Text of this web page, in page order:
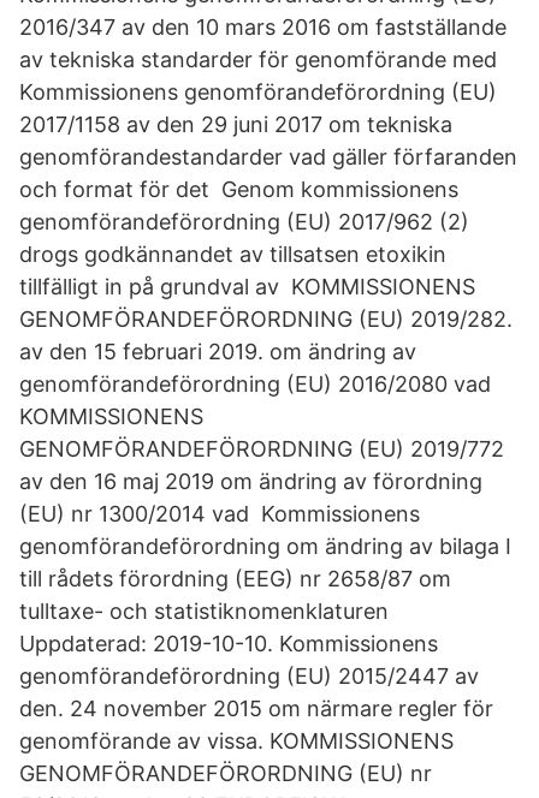
2016/347 av den 10 mars 2016 om fastställande
av tekniska standarder för genomförande med
Kommissionens genomförandeförordning (EU)
2017/1158 av den 29 juni 2017 om tekniska
genomförandestandarder vad gäller förfaranden
och format för det Genom kommissionens
genomförandeförordning (EU) 2017/962 (2)
drogs godkännandet av tillsatsen etoxikin
tillfälligt in på grundval av KOMMISSIONENS
GENOMFÖRANDEFÖRORDNING (EU) 2019/282.
av den 15 februari 2019. om ändring av
genomförandeförordning (EU) 2016/2080 vad
KOMMISSIONENS
GENOMFÖRANDEFÖRORDNING (EU) 2019/772
av den 16 maj 2019 om ändring av förordning
(EU) nr 1300/2014 vad Kommissionens
genomförandeförordning om ändring av bilaga I
till rådets förordning (EEG) nr 2658/87 om
tulltaxe- och statistiknomenklaturen
Uppdaterad: 2019-10-10. Kommissionens
genomförandeförordning (EU) 2015/2447 av
den. 24 november 2015 om närmare regler för
genomförande av vissa. KOMMISSIONENS
GENOMFÖRANDEFÖRORDNING (EU) nr